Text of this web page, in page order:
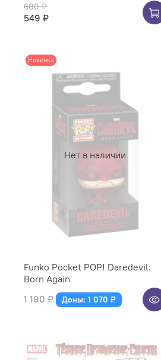
600 ₽
549 ₽
Нет в наличии
Новинка
Funko Pocket POP! Daredevil:
Born Again
1 190 ₽
Доны: 1 070 ₽